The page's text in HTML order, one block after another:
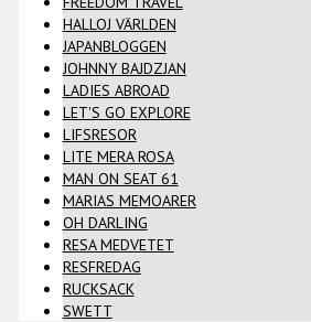
HALLOJ VÄRLDEN
JAPANBLOGGEN
JOHNNY BAJDZJAN
LADIES ABROAD
LET'S GO EXPLORE
LIFSRESOR
LITE MERA ROSA
MAN ON SEAT 61
MARIAS MEMOARER
OH DARLING
RESA MEDVETET
RESFREDAG
RUCKSACK
SWETT